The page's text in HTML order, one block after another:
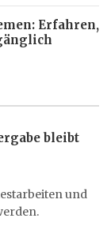
Erfahren,
bleibt
und